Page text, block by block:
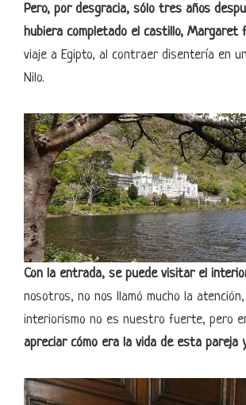
Pero, por desgracia, sólo tres años
hubiera completado el castillo, Margaret
viaje a Egipto, al contraer disentería en
Nilo.
Con la entrada, se puede visitar el
nosotros, no nos llamó mucho la
interiorismo no es nuestro fuerte, pero
apreciar cómo era la vida de esta pareja